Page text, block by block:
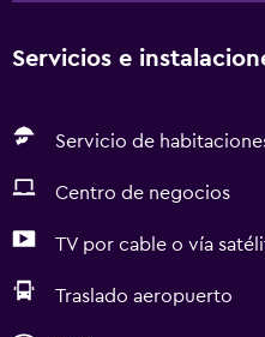
Servicios e
Servicio de
Centro de negocios
TV por cable o vía
Traslado aeropuerto